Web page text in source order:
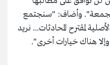
وأضاف: "سنجتمع
لمقترح المحادثات... نريد
هناك خيارات أخرى".